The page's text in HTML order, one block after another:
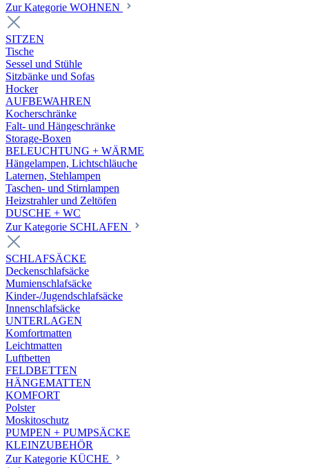
Zur Kategorie WOHNEN
SITZEN
Tische
Sessel und Stühle
Sitzbänke und Sofas
Hocker
AUFBEWAHREN
Kocherschränke
Falt- und Hängeschränke
Storage-Boxen
BELEUCHTUNG + WÄRME
Hängelampen, Lichtschläuche
Laternen, Stehlampen
Taschen- und Stirnlampen
Heizstrahler und Zeltöfen
DUSCHE + WC
Zur Kategorie SCHLAFEN
SCHLAFSÄCKE
Deckenschlafsäcke
Mumienschlafsäcke
Kinder-/Jugendschlafsäcke
Innenschlafsäcke
UNTERLAGEN
Komfortmatten
Leichtmatten
Luftbetten
FELDBETTEN
HÄNGEMATTEN
KOMFORT
Polster
Moskitoschutz
PUMPEN + PUMPSÄCKE
KLEINZUBEHÖR
Zur Kategorie KÜCHE